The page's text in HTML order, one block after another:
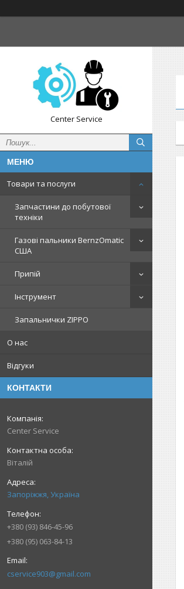
Center Service
Товари та послуги
Запчастини до побутової
техніки
Газові пальники BernzOmatic
США
Припій
Інструмент
Запальнички ZIPPO
О нас
Відгуки
КОНТАКТИ
Center Service
Віталій
Запоріжжя, Україна
+380 (93) 846-45-96
+380 (95) 063-84-13
cservice903@gmail.com